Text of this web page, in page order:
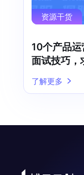
资源干货
10个产品
面试技巧，
了解更多